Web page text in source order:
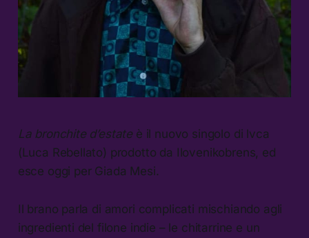
La bronchite d’estate è il nuovo singolo di lvca
(Luca Rebellato) prodotto da Ilovenikobrens, ed
esce oggi per Giada Mesi.
Il brano parla di amori complicati mischiando agli
ingredienti del filone indie – le chitarrine e un